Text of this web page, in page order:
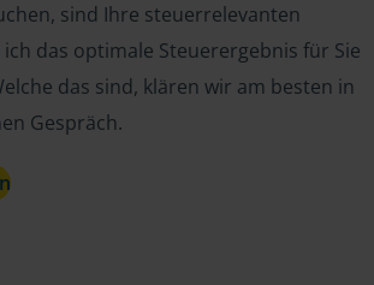
sind Ihre steuerrelevanten
das optimale Steuerergebnis für Sie
das sind, klären wir am besten in
Gespräch.